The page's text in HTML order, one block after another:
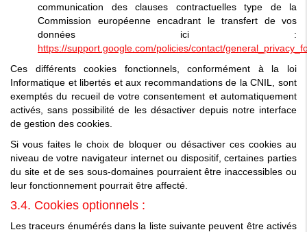
communication des clauses contractuelles type de la
Commission européenne encadrant le transfert de vos
données ici :
https://support.google.com/policies/contact/
Ces différents cookies fonctionnels, conformément à la loi
Informatique et libertés et aux recommandations de la CNIL, sont
exemptés du recueil de votre consentement et automatiquement
activés, sans possibilité de les désactiver depuis notre interface
de gestion des cookies.
Si vous faites le choix de bloquer ou désactiver ces cookies au
niveau de votre navigateur internet ou dispositif, certaines parties
du site et de ses sous-domaines pourraient être inaccessibles ou
leur fonctionnement pourrait être affecté.
3.4. Cookies optionnels :
Les traceurs énumérés dans la liste suivante peuvent être activés